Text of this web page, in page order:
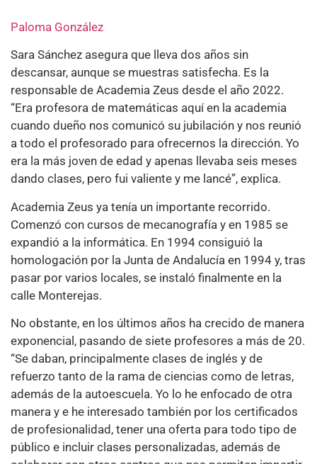
Paloma González
Sara Sánchez asegura que lleva dos años sin
descansar, aunque se muestras satisfecha. Es la
responsable de Academia Zeus desde el año 2022.
“Era profesora de matemáticas aquí en la academia
cuando dueño nos comunicó su jubilación y nos reunió
a todo el profesorado para ofrecernos la dirección. Yo
era la más joven de edad y apenas llevaba seis meses
dando clases, pero fui valiente y me lancé”, explica.
Academia Zeus ya tenía un importante recorrido.
Comenzó con cursos de mecanografía y en 1985 se
expandió a la informática. En 1994 consiguió la
homologación por la Junta de Andalucía en 1994 y, tras
pasar por varios locales, se instaló finalmente en la
calle Monterejas.
No obstante, en los últimos años ha crecido de manera
exponencial, pasando de siete profesores a más de 20.
“Se daban, principalmente clases de inglés y de
refuerzo tanto de la rama de ciencias como de letras,
además de la autoescuela. Yo lo he enfocado de otra
manera y e he interesado también por los certificados
de profesionalidad, tener una oferta para todo tipo de
público e incluir clases personalizadas, además de